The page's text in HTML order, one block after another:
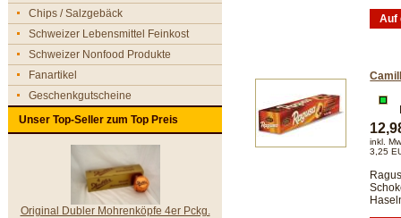
Chips / Salzgebäck
Schweizer Lebensmittel Feinkost
Schweizer Nonfood Produkte
Fanartikel
Geschenkgutscheine
Unser Top-Seller zum Top Preis
Original Dubler Mohrenköpfe 4er Pckg.
inkl.
3,25